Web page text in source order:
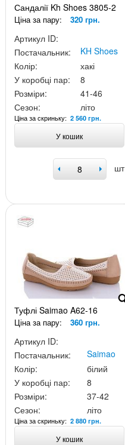
Сандалії Kh Shoes 3805-2
Ціна за пару: 320 грн.
Артикул ID:
Постачальник:
KH Shoes
Колір:
хакі
У коробці пар:
8
Розміри:
41-46
Сезон:
літо
Ціна за скриньку: 2 560 грн.
У кошик
шт
Туфлі Saimao A62-16
Ціна за пару: 360 грн.
Артикул ID:
Постачальник:
Saimao
Колір:
білий
У коробці пар:
8
Розміри:
37-42
Сезон:
літо
Ціна за скриньку: 2 880 грн.
У кошик